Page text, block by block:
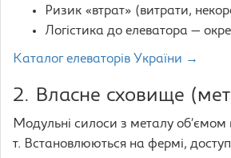
Ризик «втрат» (витрати,
Логістика до елеватора —
Каталог елеваторів України →
2. Власне сховище
Модульні силоси з металу
т. Встановлюються на фермі,